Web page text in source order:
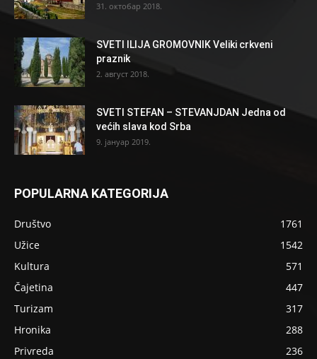
31. октобар 2018.
SVETI ILIJA GROMOVNIK Veliki crkveni
praznik
2. август 2018.
SVETI STEFAN – STEVANJDAN Jedna od
većih slava kod Srba
9. јануар 2019.
POPULARNA KATEGORIJA
Društvo
1761
Užice
1542
Kultura
571
Čajetina
447
Turizam
317
Hronika
288
Privreda
236